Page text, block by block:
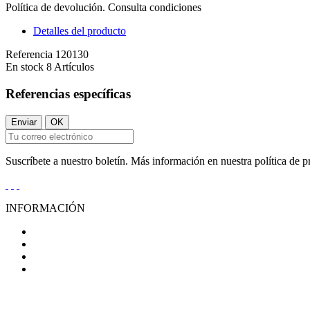
Política de devolución. Consulta condiciones
Detalles del producto
Referencia 120130
En stock 8 Artículos
Referencias específicas
Suscríbete a nuestro boletín. Más información en nuestra política de
INFORMACIÓN